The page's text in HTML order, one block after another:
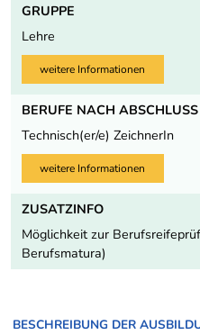
GRUPPE
Lehre
weitere Informationen
BERUFE NACH ABSCHLUSS
Technisch(er/e) ZeichnerIn
weitere Informationen
ZUSATZINFO
Möglichkeit zur
Berufsmatura)
BESCHREIBUNG DER